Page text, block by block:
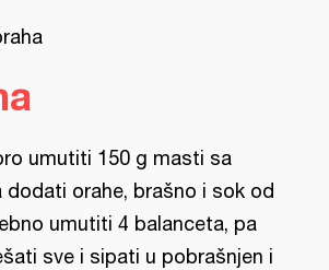
umutiti 150 g masti sa
dodati orahe, brašno i sok od
umutiti 4 balanceta, pa
sve i sipati u pobrašnjen i